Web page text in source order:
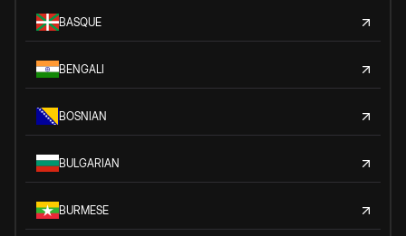
BASQUE
BENGALI
BOSNIAN
BULGARIAN
BURMESE